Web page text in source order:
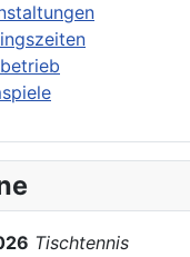
Tischtennis